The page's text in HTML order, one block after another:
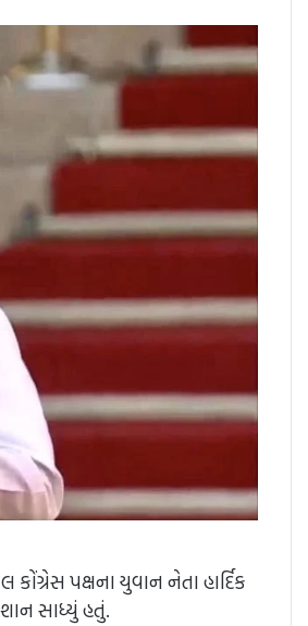
પક્ષના યુવાન નેતા હાર્દિક
સાધ્યું હતું.